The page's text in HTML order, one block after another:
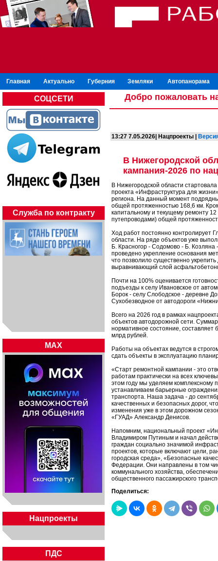
Главная Актуально Губерния Земляки Автопанорама
СОЦСЕТИ
Служба по контракту
MAX
Нацпроекты
ПДС
Добро пожаловать
13:27 7.05.2026| Нацпроекты |
В Нижегородской
кампания-2026 по
В Нижегородской области
проекта «Инфраструктура для
региона. На данный момент
общей протяженностью 168,6 км.
капитальному и текущему ремонту
путепроводами) общей
Ход работ постоянно контролирует
области. На ряде объектов уже
Б. Красногор - Содомово - Б.
проведено укрепление основания
что позволило существенно
выравнивающий слой
Почти на 100% оценивается
подъезды к селу Ивановское от
Борок - селу Слободское - деревне
Сухобезводное от автодороги
Всего на 2026 год в рамках
объектов автодорожной сети.
нормативное состояние, составляет
млрд рублей.
Работы на объектах ведутся в
сдать объекты в эксплуатацию
«Старт ремонтной кампании - это
работам практически на всех
этом году мы уделяем комплексному
устанавливаем барьерные
транспорта. Наша задача - до
качественных и безопасных дорог,
изменения уже в этом дорожном
«ГУАД» Александр Денисов.
Напомним, национальный проект
Владимиром Путиным и начал
граждан социально значимой
проектов, которые включают цели,
городская среда», «Безопасные
Федерации. Они направлены в том
коммунального хозяйства,
общественного пассажирского
Поделиться: